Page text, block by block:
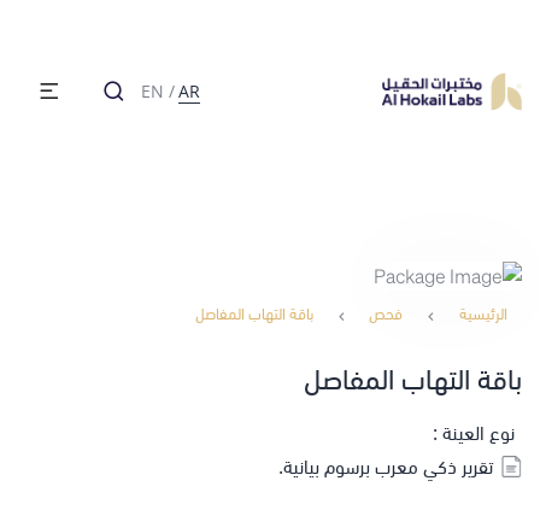
EN /AR
الرئيسية فحص باقة التهاب المفاصل
باقة التهاب المفاصل
نوع العينة :
تقرير ذكي معرب برسوم بيانية.